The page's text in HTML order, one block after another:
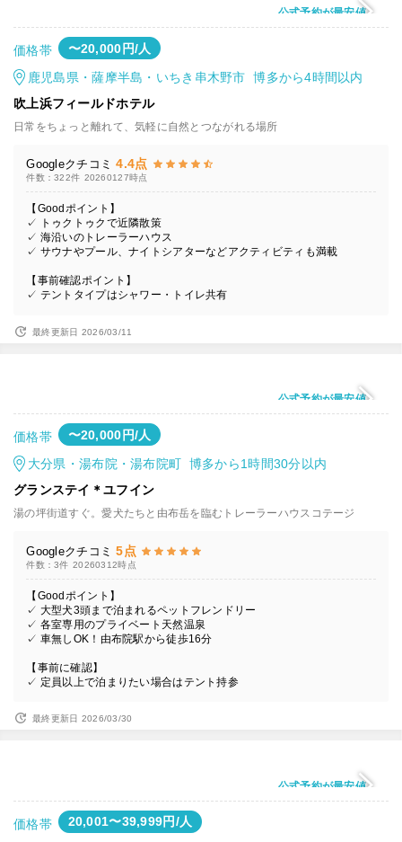
公式予約が最安値
価格帯 〜20,000円/人
鹿児島県・薩摩半島・いちき串木野市 博多から4時間以内
吹上浜フィールドホテル
日常をちょっと離れて、気軽に自然とつながれる場所
Googleクチコミ 4.4点
件数：322件 20260127時点
【Goodポイント】
✓ トゥクトゥクで近隣散策
✓ 海沿いのトレーラーハウス
✓ サウナやプール、ナイトシアターなどアクティビティも満載
【事前確認ポイント】
✓ テントタイプはシャワー・トイレ共有
最終更新日 2026/03/11
公式予約が最安値
価格帯 〜20,000円/人
大分県・湯布院・湯布院町 博多から1時間30分以内
グランステイ＊ユフイン
湯の坪街道すぐ。愛犬たちと由布岳を臨むトレーラーハウスコテージ
Googleクチコミ 5点
件数：3件 20260312時点
【Goodポイント】
✓ 大型犬3頭まで泊まれるペットフレンドリー
✓ 各室専用のプライベート天然温泉
✓ 車無しOK！由布院駅から徒歩16分
【事前に確認】
✓ 定員以上で泊まりたい場合はテント持参
最終更新日 2026/03/30
公式予約が最安値
価格帯 20,001〜39,999円/人